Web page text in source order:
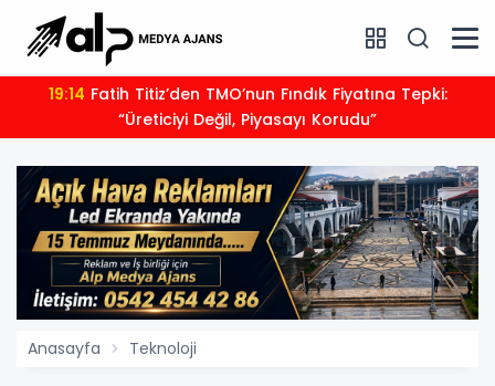
19:14
“Üreticiyi Değil, Piyasayı Korudu”
Anasayfa Teknoloji